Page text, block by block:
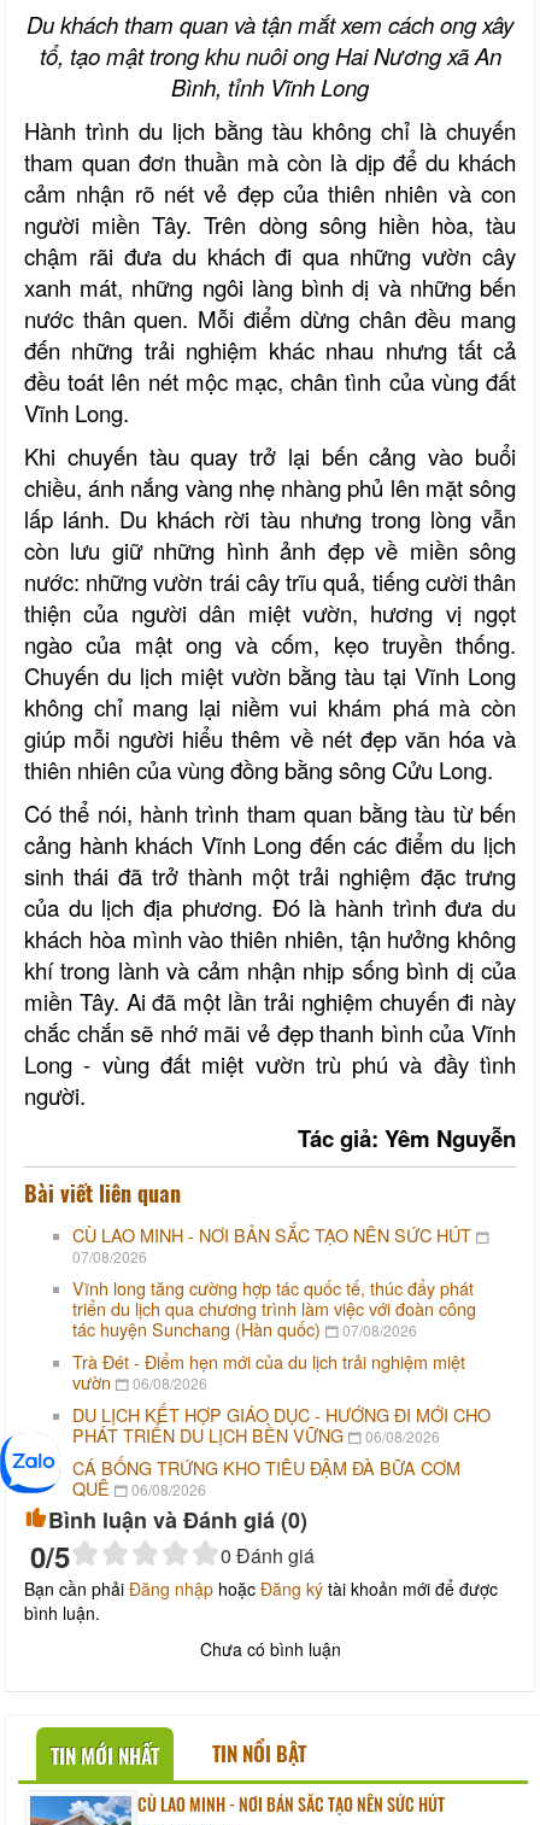
Du khách tham quan và tận mắt xem cách ong xây
tổ, tạo mật trong khu nuôi ong Hai Nương xã An
Bình, tỉnh Vĩnh Long
Hành trình du lịch bằng tàu không chỉ là chuyến
tham quan đơn thuần mà còn là dịp để du khách
cảm nhận rõ nét vẻ đẹp của thiên nhiên và con
người miền Tây. Trên dòng sông hiền hòa, tàu
chậm rãi đưa du khách đi qua những vườn cây
xanh mát, những ngôi làng bình dị và những bến
nước thân quen. Mỗi điểm dừng chân đều mang
đến những trải nghiệm khác nhau nhưng tất cả
đều toát lên nét mộc mạc, chân tình của vùng đất
Vĩnh Long.
Khi chuyến tàu quay trở lại bến cảng vào buổi
chiều, ánh nắng vàng nhẹ nhàng phủ lên mặt sông
lấp lánh. Du khách rời tàu nhưng trong lòng vẫn
còn lưu giữ những hình ảnh đẹp về miền sông
nước: những vườn trái cây trĩu quả, tiếng cười thân
thiện của người dân miệt vườn, hương vị ngọt
ngào của mật ong và cốm, kẹo truyền thống.
Chuyến du lịch miệt vườn bằng tàu tại Vĩnh Long
không chỉ mang lại niềm vui khám phá mà còn
giúp mỗi người hiểu thêm về nét đẹp văn hóa và
thiên nhiên của vùng đồng bằng sông Cửu Long.
Có thể nói, hành trình tham quan bằng tàu từ bến
cảng hành khách Vĩnh Long đến các điểm du lịch
sinh thái đã trở thành một trải nghiệm đặc trưng
của du lịch địa phương. Đó là hành trình đưa du
khách hòa mình vào thiên nhiên, tận hưởng không
khí trong lành và cảm nhận nhịp sống bình dị của
miền Tây. Ai đã một lần trải nghiệm chuyến đi này
chắc chắn sẽ nhớ mãi vẻ đẹp thanh bình của Vĩnh
Long- vùng đất miệt vườn trù phú và đầy tình
người.
Tác giả: Yêm Nguyễn
Bài viết liên quan
CÙ LAO MINH - NƠI BẢN SẮC TẠO NÊN SỨC HÚT
07/08/2026
Vĩnh long tăng cường hợp tác quốc tế, thúc đẩy phát
triển du lịch qua chương trình làm việc với đoàn công
tác huyện Sunchang (Hàn quốc)
07/08/2026
Trà Đét - Điểm hẹn mới của du lịch trải nghiệm miệt
vườn
06/08/2026
DU LỊCH KẾT HỢP GIÁO DỤC - HƯỚNG ĐI MỚI CHO
PHÁT TRIỂN DU LỊCH BỀN VỮNG
06/08/2026
CÁ BỐNG TRỨNG KHO TIÊU ĐẬM ĐÀ BỮA CƠM
QUÊ
06/08/2026
Bình luận và Đánh giá (0)
0/5 0 Đánh giá
Bạn cần phải Đăng nhập hoặc Đăng ký tài khoản mới để được
bình luận.
Chưa có bình luận
TIN MỚI NHẤT TIN NỔI BẬT
CÙ LAO MINH - NƠI BẢN SẮC TẠO NÊN SỨC HÚT